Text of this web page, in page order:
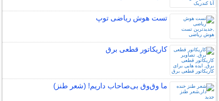
تست هوش ریاضی توپ
کاریکاتور قطعی برق
ما وق‌وق بی‌صاحاب داریم! (شعر طنز)